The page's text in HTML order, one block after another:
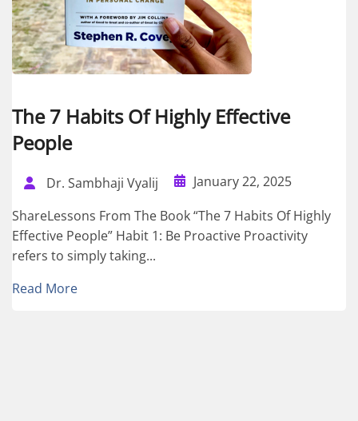
The 7 Habits Of Highly Effective
People
Dr. Sambhaji Vyalij
January 22, 2025
ShareLessons From The Book “The 7 Habits Of Highly
Effective People” Habit 1: Be Proactive Proactivity
refers to simply taking...
Read More